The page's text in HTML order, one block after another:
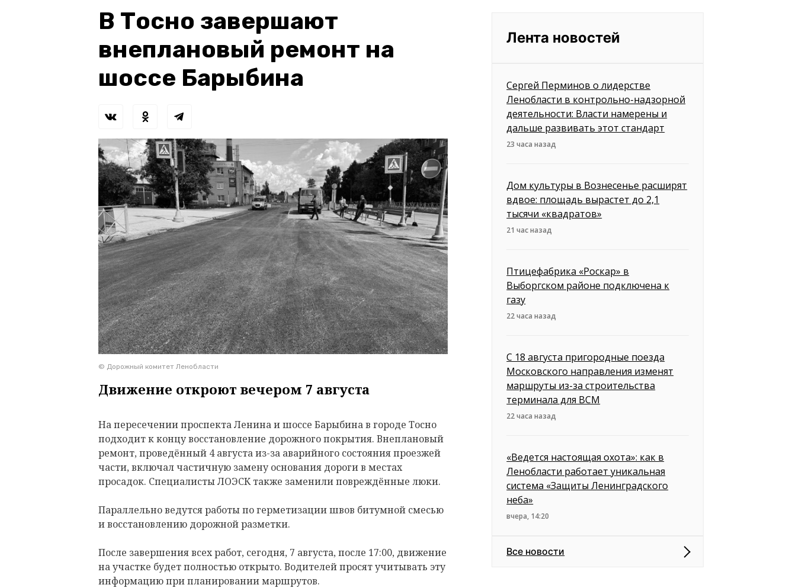
В Тосно завершают
внеплановый ремонт на
шоссе Барыбина
© Дорожный комитет Ленобласти
Движение откроют вечером 7 августа
На пересечении проспекта Ленина и шоссе Барыбина в городе Тосно
подходит к концу восстановление дорожного покрытия. Внеплановый
ремонт, проведённый 4 августа из-за аварийного состояния проезжей
части, включал частичную замену основания дороги в местах
просадок. Специалисты ЛОЭСК также заменили повреждённые люки.
Параллельно ведутся работы по герметизации швов битумной смесью
и восстановлению дорожной разметки.
После завершения всех работ, сегодня, 7 августа, после 17:00, движение
на участке будет полностью открыто. Водителей просят учитывать эту
информацию при планировании маршрутов.
Лента новостей
Сергей Перминов о лидерстве
Ленобласти в контрольно-надзорной
деятельности: Власти намерены и
дальше развивать этот стандарт
23 часа назад
Дом культуры в Вознесенье расширят
вдвое: площадь вырастет до 2,1
тысячи «квадратов»
21 час назад
Птицефабрика «Роскар» в
Выборгском районе подключена к
газу
22 часа назад
С 18 августа пригородные поезда
Московского направления изменят
маршруты из-за строительства
терминала для ВСМ
22 часа назад
«Ведется настоящая охота»: как в
Ленобласти работает уникальная
система «Защиты Ленинградского
неба»
вчера, 14:20
Все новости